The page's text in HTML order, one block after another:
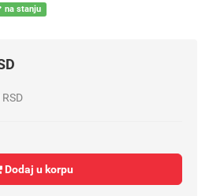
na stanju
Dodaj u korpu